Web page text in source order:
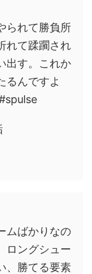
られて勝負所
れて蹂躙され
出す。これか
るんですよ
ムばかりなの
ロングシュー
、勝てる要素